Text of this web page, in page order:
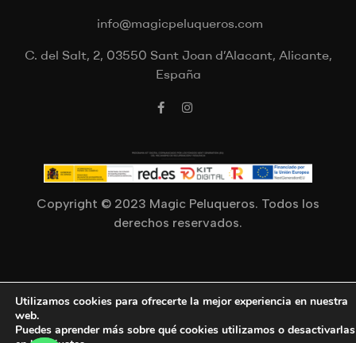
info@magicpeluqueros.com
C. del Salt, 2, 03550 Sant Joan d’Alacant, Alicante,
España
Copyright © 2023 Magic Peluqueros. Todos los
derechos reservados.
Utilizamos cookies para ofrecerte la mejor experiencia en nuestra
web.
Puedes aprender más sobre qué cookies utilizamos o desactivarlas